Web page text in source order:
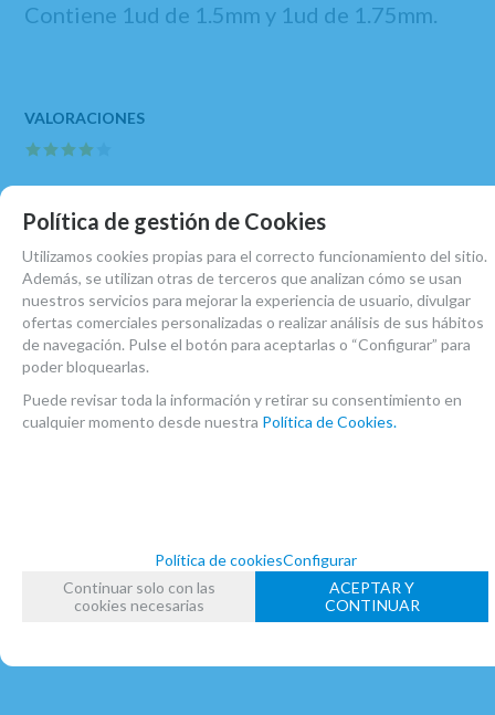
Contiene 1ud de 1.5mm y 1ud de 1.75mm.
Cumple su cometido
4
MARCA
VANDOREN
FAMILIAS RELACIONADAS
ACCESORIOS CLARINETE SIB CLARINETES
Política de gestión de Cookies
Utilizamos cookies propias para el correcto funcionamiento del sitio.
Además, se utilizan otras de terceros que analizan cómo se usan
nuestros servicios para mejorar la experiencia de usuario, divulgar
ofertas comerciales personalizadas o realizar análisis de sus hábitos
de navegación. Pulse el botón para aceptarlas o “Configurar” para
poder bloquearlas.
Puede revisar toda la información y retirar su consentimiento en
cualquier momento desde nuestra Política de Cookies.
Política de cookiesConfigurar
Continuar solo con las
cookies necesarias
ACEPTAR Y
CONTINUAR